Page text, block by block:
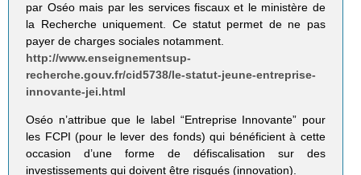
par Oséo mais par les services fiscaux et le ministère de
la Recherche uniquement. Ce statut permet de ne pas
payer de charges sociales notamment.
http://www.enseignementsup-
recherche.gouv.fr/cid5738/le-statut-jeune-entreprise-
innovante-jei.html
Oséo n’attribue que le label “Entreprise Innovante” pour
les FCPI (pour le lever des fonds) qui bénéficient à cette
occasion d’une forme de défiscalisation sur des
investissements qui doivent être risqués (innovation).